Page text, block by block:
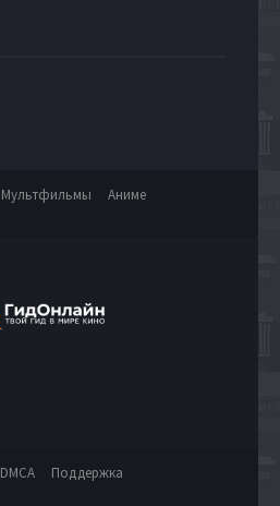
Мультфильмы
Аниме
DMCA
Поддержка